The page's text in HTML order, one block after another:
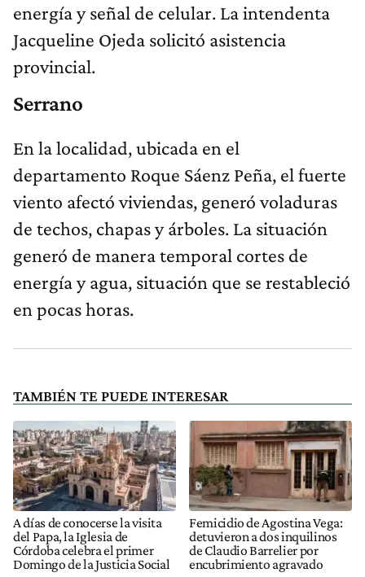
energía y señal de celular. La intendenta
Jacqueline Ojeda solicitó asistencia
provincial.
Serrano
En la localidad, ubicada en el
departamento Roque Sáenz Peña, el fuerte
viento afectó viviendas, generó voladuras
de techos, chapas y árboles. La situación
generó de manera temporal cortes de
energía y agua, situación que se restableció
en pocas horas.
TAMBIÉN TE PUEDE INTERESAR
A días de conocerse la visita
del Papa, la Iglesia de
Córdoba celebra el primer
Domingo de la Justicia Social
Femicidio de Agostina Vega:
detuvieron a dos inquilinos
de Claudio Barrelier por
encubrimiento agravado